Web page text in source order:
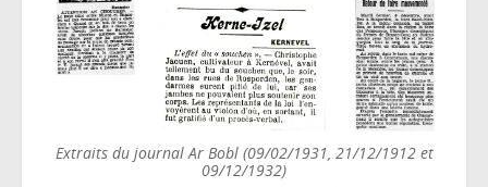
Extraits du journal Ar Bobl (09/02/1931, 21/12/1912 et
09/12/1932)